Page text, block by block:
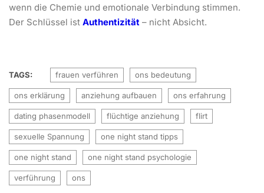
wenn die Chemie und emotionale Verbindung stimmen.
Der Schlüssel ist Authentizität – nicht Absicht.
TAGS: frauen verführen ons bedeutung
ons erklärung anziehung aufbauen ons erfahrung
dating phasenmodell flüchtige anziehung flirt
sexuelle Spannung one night stand tipps
one night stand one night stand psychologie
verführung ons